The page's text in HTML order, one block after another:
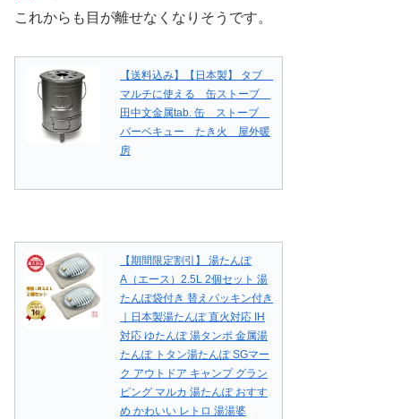
これからも目が離せなくなりそうです。
【送料込み】【日本製】 タブ
マルチに使える 缶ストーブ
田中文金属tab. 缶 ストーブ
バーベキュー たき火 屋外暖
房
【期間限定割引】 湯たんぽ
A（エース）2.5L 2個セット 湯
たんぽ袋付き 替えパッキン付き
｜日本製湯たんぽ 直火対応 IH
対応 ゆたんぽ 湯タンポ 金属湯
たんぽ トタン湯たんぽ SGマー
ク アウトドア キャンプ グラン
ピング マルカ 湯たんぽ おすす
め かわいい レトロ 湯湯婆